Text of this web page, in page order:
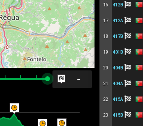
16 412B
17 412A
18 417B
19 401B
20 404B
21 404A
22 415A
23 415B
--